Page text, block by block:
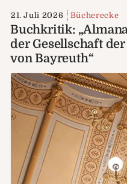
21. Juli 2026 Bücherecke
Buchkritik:
der Gesellschaft
von Bayreuth“